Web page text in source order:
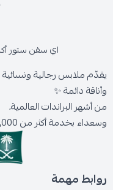
اي سفن ستور
يقدّم ملابس رجالية
وأناقة دائمة ✨
من أشهر البراندات العالمية،
وسعداء بخدمة أكثر من 300,000 عميل حول المملكة.
روابط مهمة